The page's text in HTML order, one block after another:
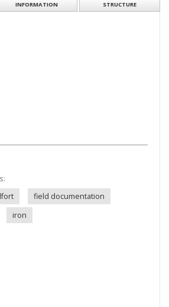
INFORMATION STRUCTURE
field documentation
iron